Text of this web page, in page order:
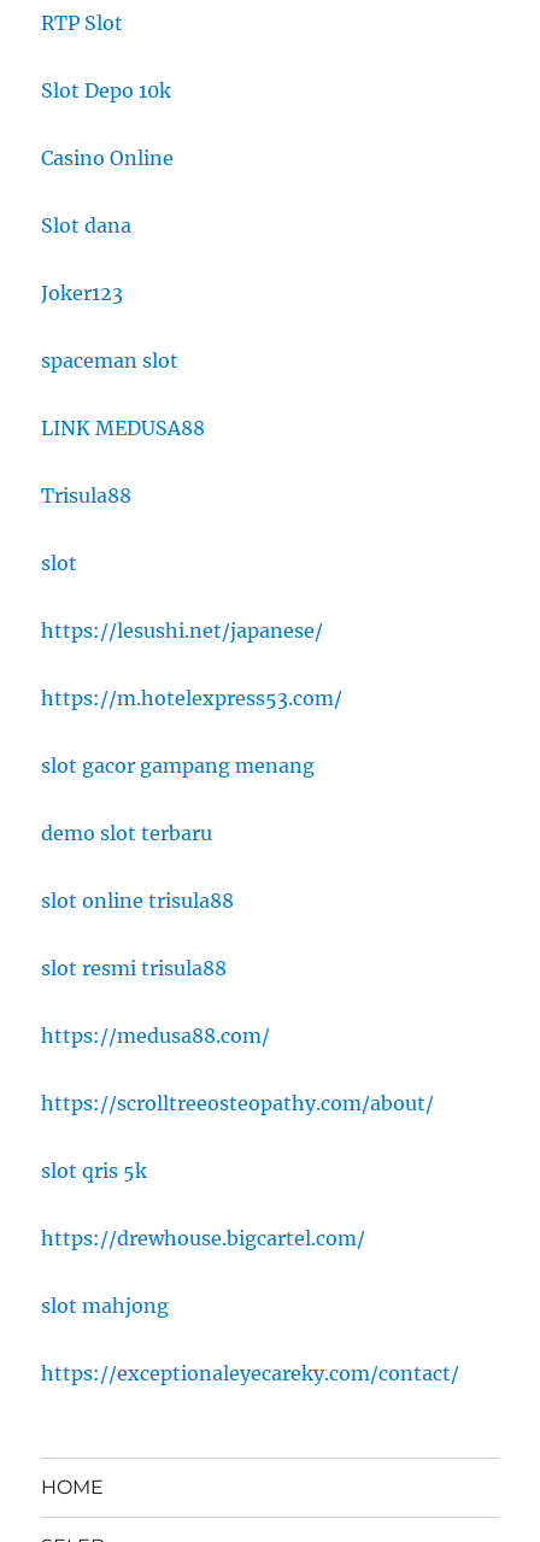
RTP Slot
Slot Depo 10k
Casino Online
Slot dana
Joker123
spaceman slot
LINK MEDUSA88
Trisula88
slot
https://lesushi.net/japanese/
https://m.hotelexpress53.com/
slot gacor gampang menang
demo slot terbaru
slot online trisula88
slot resmi trisula88
https://medusa88.com/
https://scrolltreeosteopathy.com/about/
slot qris 5k
https://drewhouse.bigcartel.com/
slot mahjong
https://exceptionaleyecareky.com/contact/
HOME